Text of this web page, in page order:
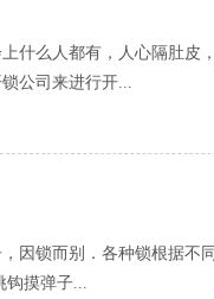
么人都有，人心隔肚皮
公司来进行开...
而别．各种锁根据不同
摸弹子...